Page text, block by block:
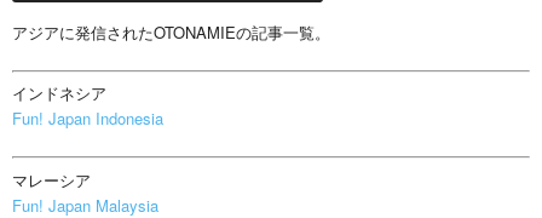
アジアに発信されたOTONAMIEの記事一覧。
インドネシア
Fun! Japan Indonesia
マレーシア
Fun! Japan Malaysia